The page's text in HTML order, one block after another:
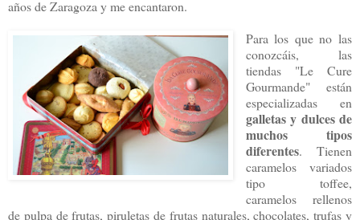
años de Zaragoza y me encantaron.
Para los que no las
conozcáis, las
tiendas "Le Cure
Gourmande" están
especializadas en
galletas y dulces de
muchos tipos
diferentes. Tienen
caramelos variados
tipo toffee,
caramelos rellenos
de pulpa de frutas, piruletas de frutas naturales, chocolates, trufas y